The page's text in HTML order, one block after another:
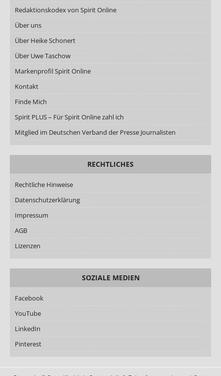
Redaktionskodex von Spirit Online
Über uns
Über Heike Schonert
Über Uwe Taschow
Markenprofil Spirit Online
Kontakt
Finde Mich
Spirit PLUS – Für Spirit Online zahl ich
Mitglied im Deutschen Verband der Presse Journalisten
RECHTLICHES
Rechtliche Hinweise
Datenschutzerklärung
Impressum
AGB
Lizenzen
SOZIALE MEDIEN
Facebook
YouTube
LinkedIn
Pinterest